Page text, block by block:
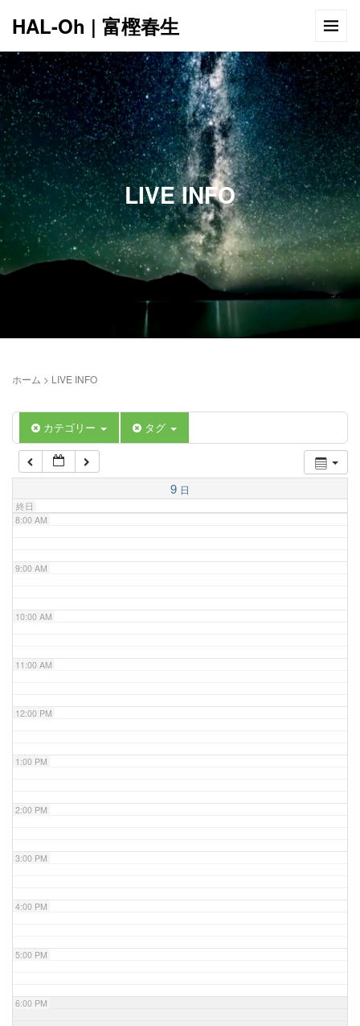
HAL-Oh | 富樫春生
LIVE INFO
ホーム > LIVE INFO
カテゴリー タグ
9 日
終日
12:00 AM
1:00 AM
2:00 AM
5:00 AM
6:00 AM
7:00 AM
8:00 AM
9:00 AM
10:00 AM
11:00 AM
12:00 PM
1:00 PM
2:00 PM
3:00 PM
4:00 PM
5:00 PM
6:00 PM